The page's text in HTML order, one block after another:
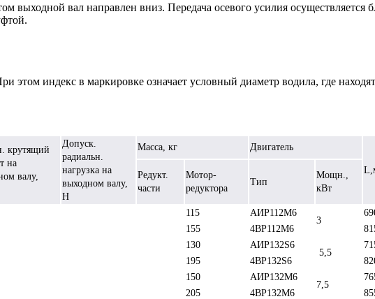
вал направлен вниз. Передача осевого усилия осуществляется
этом индекс в маркировке означает условный диаметр водила, где
крутящий
на
валу,
Допуск.
радиальн.
нагрузка на
выходном валу,
Н
Масса, кг Двигатель
Редукт.
части
Мотор-
редуктора
Тип
Мощн.,
кВт
115 АИР112М6
3
155
4ВР112М6
130 АИР132S6
5,5
195
4BР132S6
150 АИР132М6
7,5
205
4ВР132М6